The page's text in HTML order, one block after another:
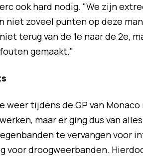
ook hard nodig. "We zijn
niet zoveel punten op deze
terug van de 1e naar de 2e,
gemaakt."
weer tijdens de GP van
maar er ging dus van
te vervangen voor
voor droogweerbanden.